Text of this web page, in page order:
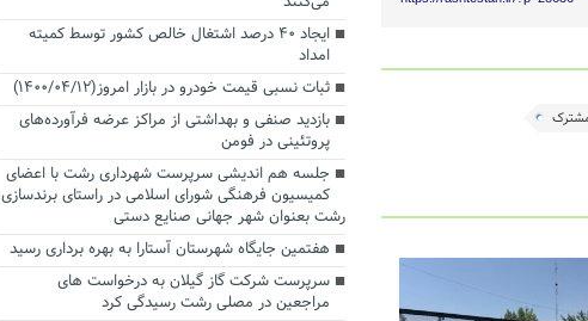
ایجاد ۴۰ درصد اشتغال خالص کشور توسط کمیته
امداد
ثبات نسبی قیمت خودرو در بازار امروز(۱۴۰۰/۰۴/۱۲)
بازدید صنفی و بهداشتی از مراکز عرضه فرآورده‌های
پروتئینی در فومن
جلسه هم اندیشی سرپرست شهرداری رشت با اعضای
کمیسیون فرهنگی شورای اسلامی در راستای برندسازی
رشت بعنوان شهر جهانی صنایع دستی
هفتمین جایگاه شهرستان آستارا به بهره برداری رسید
سرپرست شرکت گاز گیلان به درخواست های
مراجعین در مصلی رشت رسیدگی کرد